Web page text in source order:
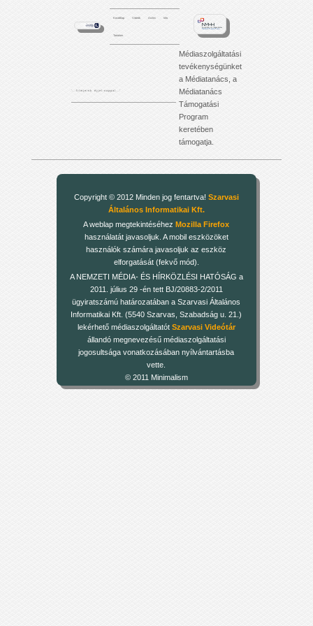
Kezdőlap Videók Archív Info
Tartalom
'. . . f i l m j e i n k é j j e l - n a p p a l . . .'
Médiaszolgáltatási
tevékenységünket
a Médiatanács, a
Médiatanács
Támogatási
Program
keretében
támogatja.
Copyright © 2012 Minden jog fentartva! Szarvasi
Általános Informatikai Kft.
A weblap megtekintéséhezMozilla Firefox
használatát javasoljuk. A mobil eszközöket
használók számára javasoljuk az eszköz
elforgatását (fekvő mód).
A NEMZETI MÉDIA- ÉS HÍRKÖZLÉSI HATÓSÁG a
2011. július 29 -én tett BJ/20883-2/2011
ügyiratszámú határozatában a Szarvasi Általános
Informatikai Kft. (5540 Szarvas, Szabadság u. 21.)
lekérhető médiaszolgáltatót Szarvasi Videótár
állandó megnevezésű médiaszolgáltatási
jogosultsága vonatkozásában nyílvántartásba
vette.
© 2011 Minimalism